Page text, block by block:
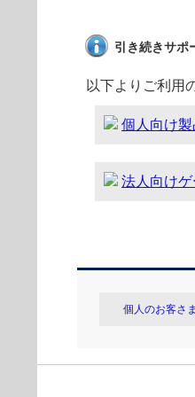
引き続きサポ
以下よりご利用
個人向け製
法人向け
個人のお客さま